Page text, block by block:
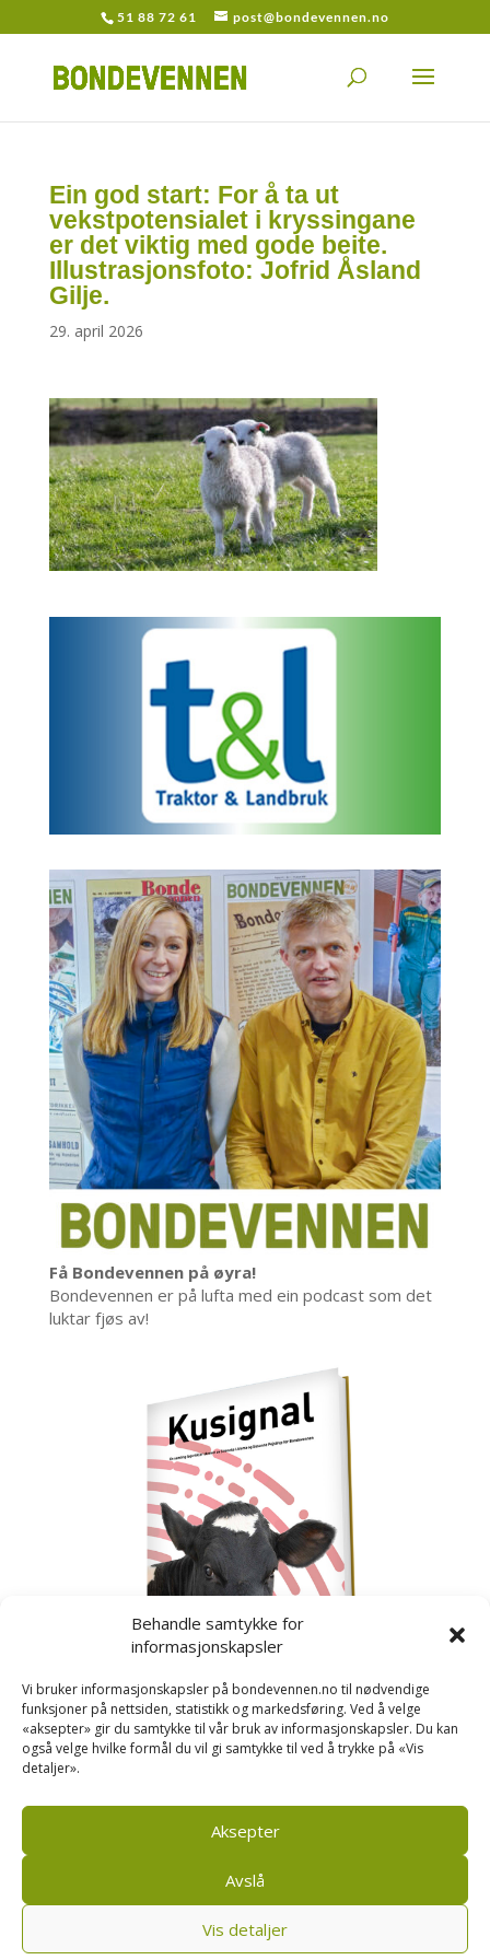
Behandle samtykke for
informasjonskapsler
Vi bruker informasjonskapsler på bondevennen.no til nødvendige
funksjoner på nettsiden, statistikk og markedsføring. Ved å velge
«aksepter» gir du samtykke til vår bruk av informasjonskapsler. Du kan
også velge hvilke formål du vil gi samtykke til ved å trykke på «Vis
detaljer».
Aksepter
Avslå
Vis detaljer
51 88 72 61 post@bondevennen.no
Ein god start: For å ta ut
vekstpotensialet i kryssingane
er det viktig med gode beite.
Illustrasjonsfoto: Jofrid Åsland
Gilje.
29. april 2026
Få Bondevennen på øyra!
Bondevennen er på lufta med ein podcast som det
luktar fjøs av!
Kusignal
Bondevennen SA, Pb 208, sentrum, 4001 Stavanger